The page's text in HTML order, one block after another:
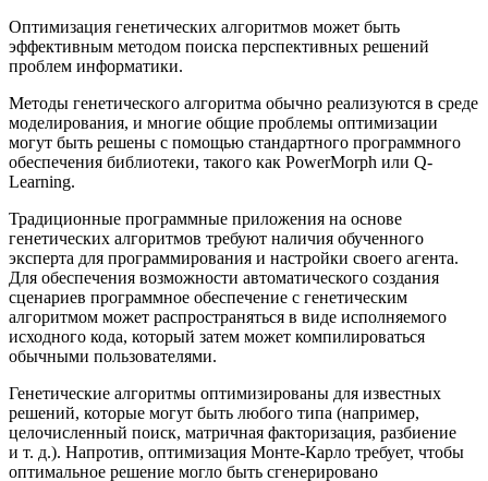
Оптимизация генетических алгоритмов может быть
эффективным методом поиска перспективных решений
проблем информатики.
Методы генетического алгоритма обычно реализуются в среде
моделирования, и многие общие проблемы оптимизации
могут быть решены с помощью стандартного программного
обеспечения библиотеки, такого как PowerMorph или Q-
Learning.
Традиционные программные приложения на основе
генетических алгоритмов требуют наличия обученного
эксперта для программирования и настройки своего агента.
Для обеспечения возможности автоматического создания
сценариев программное обеспечение с генетическим
алгоритмом может распространяться в виде исполняемого
исходного кода, который затем может компилироваться
обычными пользователями.
Генетические алгоритмы оптимизированы для известных
решений, которые могут быть любого типа (например,
целочисленный поиск, матричная факторизация, разбиение
и т. д.). Напротив, оптимизация Монте-Карло требует, чтобы
оптимальное решение могло быть сгенерировано